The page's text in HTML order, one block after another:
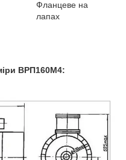
Фланцеве на
лапах
ВРП160М4: